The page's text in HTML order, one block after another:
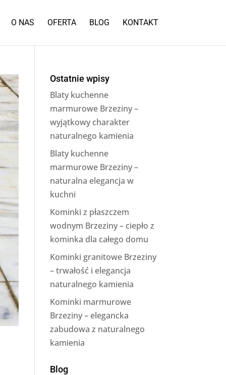
O NAS OFERTA BLOG KONTAKT
Ostatnie wpisy
Blaty kuchenne
marmurowe Brzeziny –
wyjątkowy charakter
naturalnego kamienia
Blaty kuchenne
marmurowe Brzeziny –
naturalna elegancja w
kuchni
Kominki z płaszczem
wodnym Brzeziny – ciepło z
kominka dla całego domu
Kominki granitowe Brzeziny
– trwałość i elegancja
naturalnego kamienia
Kominki marmurowe
Brzeziny – elegancka
zabudowa z naturalnego
kamienia
Blog